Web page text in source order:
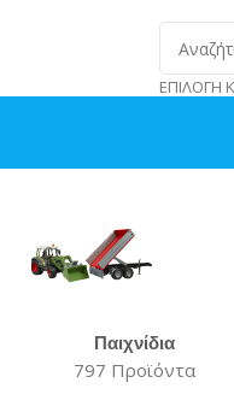
ΕΠΙΛΟΓΉ
Παιχνίδια
797 Προϊόντα